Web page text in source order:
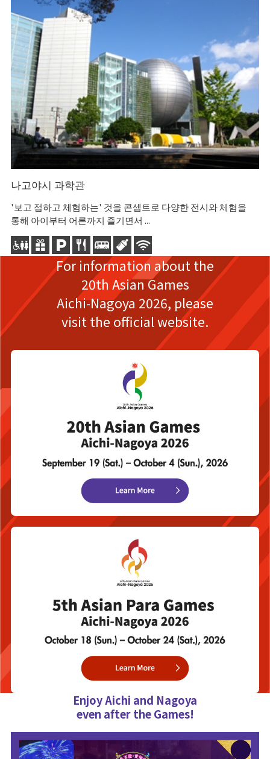
나고야시 과학관
'보고 접하고 체험하는' 것을 콘셉트로 다양한 전시와 체험을
통해 아이부터 어른까지 즐기면서 ...
For information about the
20th Asian Games
Aichi-Nagoya 2026, please
visit the official website.
Enjoy Aichi and Nagoya
even after the Games!